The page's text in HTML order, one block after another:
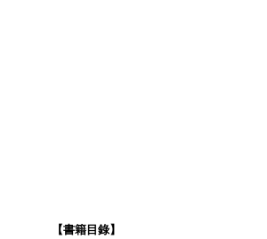
【書籍目錄】